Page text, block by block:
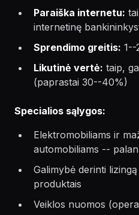
Paraiška internetu:
internetinę
Sprendimo greitis: 1--
Likutinė vertė: taip,
(paprastai 30--40%)
Specialios sąlygos:
Elektromobiliams ir
automobiliams --
Galimybė derinti
produktais
Veiklos nuomos